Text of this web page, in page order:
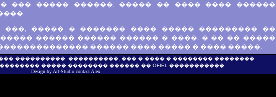
��� ����� ������. ����� �� ���� ���� ������
���, ����� � ������� ���� ����� ��������� ��
������ ������ ������ � ����. � �� �� �����
������ ���� ����� � ���� �����.
����������, ����������, ��� � ���� � �������� ��������
����� �������� ������ �� OFIEL
�����������.
Design by Art-Studio contact Alex